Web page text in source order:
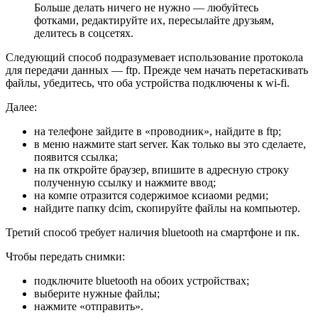
Больше делать ничего не нужно — любуйтесь
фотками, редактируйте их, пересылайте друзьям,
делитесь в соцсетях.
Следующий способ подразумевает использование протокола
для передачи данных — ftp. Прежде чем начать перетаскивать
файлы, убедитесь, что оба устройства подключены к wi-fi.
Далее:
на телефоне зайдите в «проводник», найдите в ftp;
в меню нажмите start server. Как только вы это сделаете,
появится ссылка;
на пк откройте браузер, впишите в адресную строку
полученную ссылку и нажмите ввод;
на компе отразится содержимое ксиаоми редми;
найдите папку dcim, скопируйте файлы на компьютер.
Третий способ требует наличия bluetooth на смартфоне и пк.
Чтобы передать снимки:
подключите bluetooth на обоих устройствах;
выберите нужные файлы;
нажмите «отправить».